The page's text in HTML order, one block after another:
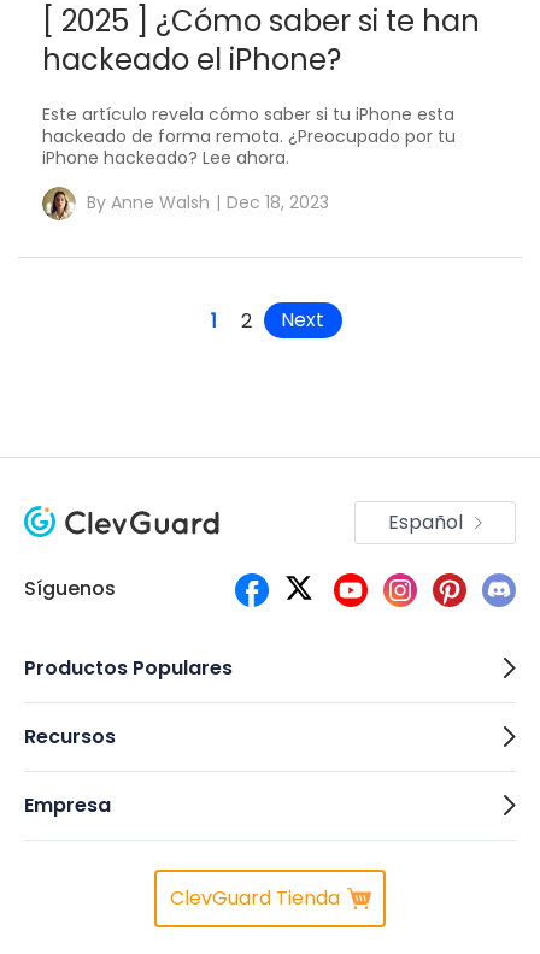
[ 2025 ] ¿Cómo saber si te han
hackeado el iPhone?
Este artículo revela cómo saber si tu iPhone esta
hackeado de forma remota. ¿Preocupado por tu
iPhone hackeado? Lee ahora.
By Anne Walsh | Dec 18, 2023
1 2 Next
Síguenos
Español
Productos Populares
Recursos
Empresa
ClevGuard Tienda